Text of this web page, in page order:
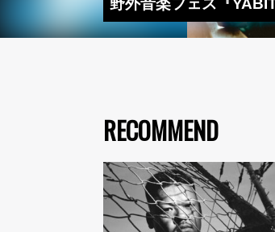
野外音楽フェス『
RECOMMEND